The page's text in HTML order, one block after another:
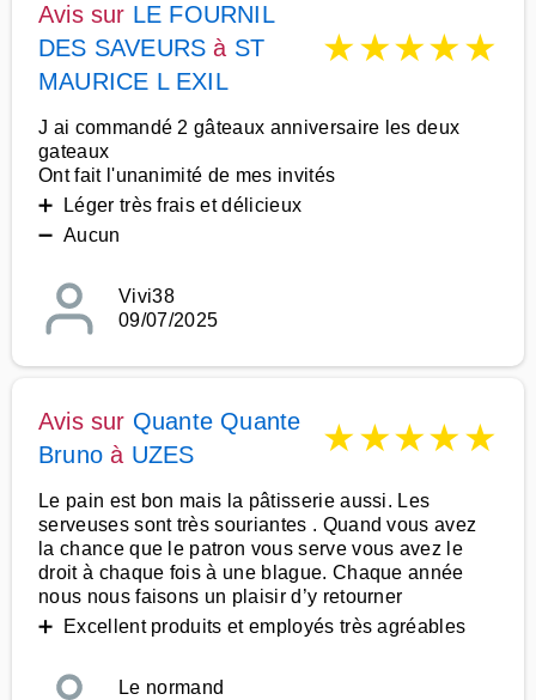
Avis sur LE FOURNIL
DES SAVEURS à ST
MAURICE L EXIL
★★★★★
J ai commandé 2 gâteaux anniversaire les deux
gateaux
Ont fait l'unanimité de mes invités
➕ Léger très frais et délicieux
➖ Aucun
Vivi38
09/07/2025
Avis sur Quante Quante
Bruno à UZES ★★★★★
Le pain est bon mais la pâtisserie aussi. Les
serveuses sont très souriantes . Quand vous avez
la chance que le patron vous serve vous avez le
droit à chaque fois à une blague. Chaque année
nous nous faisons un plaisir d’y retourner
➕ Excellent produits et employés très agréables
Le normand